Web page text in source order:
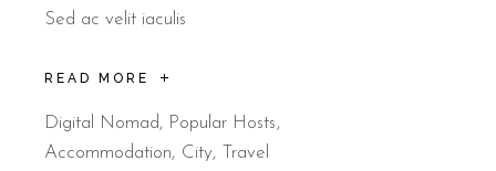
Sed ac velit iaculis
READ MORE
Digital Nomad, Popular Hosts
Accommodation
City Travel